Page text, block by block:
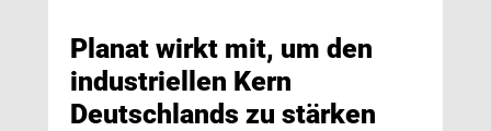
Planat wirkt mit, um den
industriellen Kern
Deutschlands zu stärken